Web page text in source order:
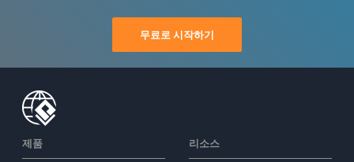
무료로 시작하기
제품 리소스